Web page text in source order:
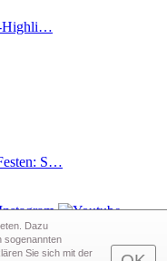
Highli…
S…
Schwerin
Dazu
sogenann­ten
Sie sich mit der